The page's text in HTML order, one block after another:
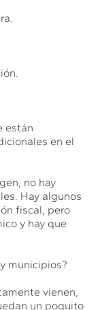
están
en el
no hay
Hay algunos
fiscal, pero
y hay que
municipios?
vienen,
un poquito